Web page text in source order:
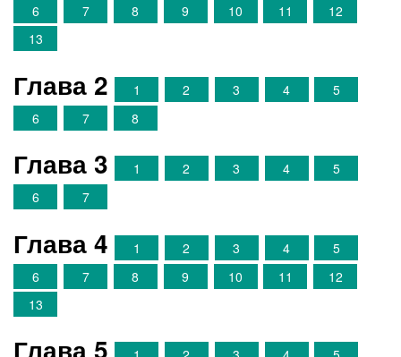
6
7 8 9 10 11
12
13
Глава 2 1 2 3 4
5
6
7 8
Глава 3 1 2 3 4
5
6
7
Глава 4 1 2 3 4
5
6
7 8 9 10 11
12
13
Глава 5